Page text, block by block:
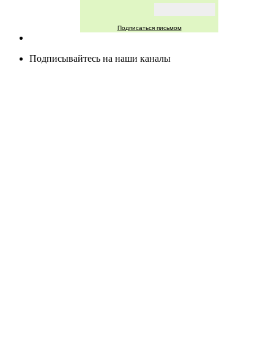
Подписаться письмом
Подписывайтесь на наши каналы